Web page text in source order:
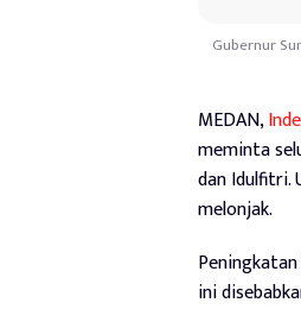
Gubernur
MEDAN,
meminta
dan Idulfitri.
melonjak.
ini